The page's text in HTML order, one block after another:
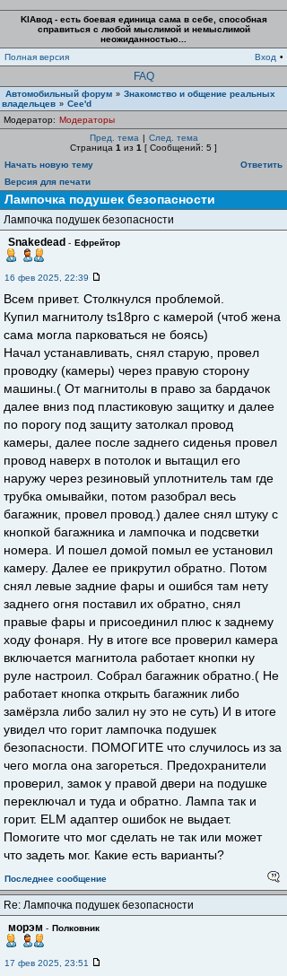
KIAвод - есть боевая единица сама в себе, способная
справиться с любой мыслимой и немыслимой
неожиданностью...
Полная версия
Вход •
FAQ
Автомобильный форум » Знакомство и общение реальных
владельцев » Cee'd
Модератор: Модераторы
Пред. тема | След. тема
Страница 1 из 1 [ Сообщений: 5 ]
Начать новую тему
Ответить
Версия для печати
Лампочка подушек безопасности
Лампочка подушек безопасности
Snakedead - Ефрейтор
16 фев 2025, 22:39
Всем привет. Столкнулся проблемой.
Купил магнитолу ts18pro с камерой (чтоб жена
сама могла парковаться не боясь)
Начал устанавливать, снял старую, провел
проводку (камеры) через правую сторону
машины.( От магнитолы в право за бардачок
далее вниз под пластиковую защитку и далее
по порогу под защиту затолкал провод
камеры, далее после заднего сиденья провел
провод наверх в потолок и вытащил его
наружу через резиновый уплотнитель там где
трубка омывайки, потом разобрал весь
багажник, провел провод.) далее снял штуку с
кнопкой багажника и лампочка и подсветки
номера. И пошел домой помыл ее установил
камеру. Далее ее прикрутил обратно. Потом
снял левые задние фары и ошибся там нету
заднего огня поставил их обратно, снял
правые фары и присоединил плюс к заднему
ходу фонаря. Ну в итоге все проверил камера
включается магнитола работает кнопки ну
руле настроил. Собрал багажник обратно.( Не
работает кнопка открыть багажник либо
замёрзла либо залил ну это не суть) И в итоге
увидел что горит лампочка подушек
безопасности. ПОМОГИТЕ что случилось из за
чего могла она загореться. Предохранители
проверил, замок у правой двери на подушке
переключал и туда и обратно. Лампа так и
горит. ELM адаптер ошибок не выдает.
Помогите что мог сделать не так или может
что задеть мог. Какие есть варианты?
Последнее сообщение
Re: Лампочка подушек безопасности
морэм - Полковник
17 фев 2025, 23:51